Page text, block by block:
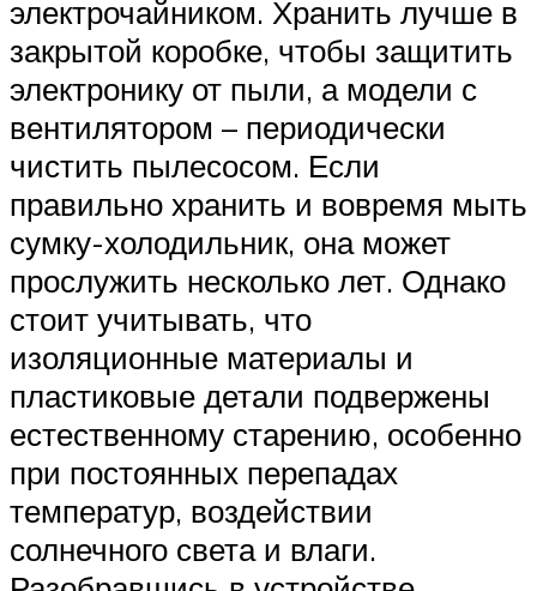
электрочайником. Хранить лучше в
закрытой коробке, чтобы защитить
электронику от пыли, а модели с
вентилятором – периодически
чистить пылесосом. Если
правильно хранить и вовремя мыть
сумку-холодильник, она может
прослужить несколько лет. Однако
стоит учитывать, что
изоляционные материалы и
пластиковые детали подвержены
естественному старению, особенно
при постоянных перепадах
температур, воздействии
солнечного света и влаги.